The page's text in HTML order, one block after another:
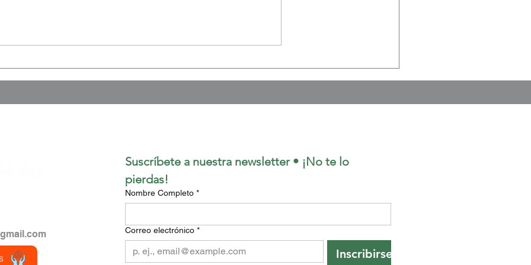
Suscríbete a nuestra newsletter • ¡No te lo
pierdas!
Nombre Completo *
Correo electrónico *
Inscribirse